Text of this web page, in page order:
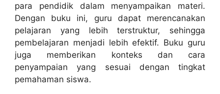
para pendidik dalam menyampaikan materi.
Dengan buku ini, guru dapat merencanakan
pelajaran yang lebih terstruktur, sehingga
pembelajaran menjadi lebih efektif. Buku guru
juga memberikan konteks dan cara
penyampaian yang sesuai dengan tingkat
pemahaman siswa.